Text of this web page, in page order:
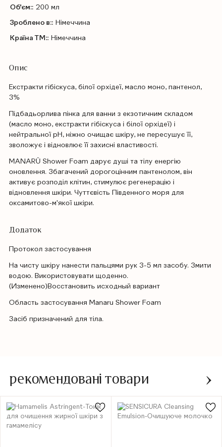
Об'єм:: 200 мл
Зроблено в:: Німеччина
Країна ТМ:: Німеччина
Опис
Екстракти гібіскуса, білої орхідеї, масло моно, пантенол,
3%
Підбадьорлива пінка для ванни з екзотичним складом
(масло моно, екстракти гібіскуса і білої орхідеї) і
нейтральної рН, ніжно очищає шкіру, не пересушує її,
зволожує і відновлює її захисні властивості.
MANARŪ Shower Foam дарує душі та тілу енергію
оновлення. Збагачений дорогоцінним пантенолом, він
активує розподіл клітин, стимулює регенерацію і
відновлення шкіри. Чуттєвість Південного моря для
оксамитово-м'якої шкіри.
Додаток
Протокол застосування
На чисту шкіру нанести пальцями рук 3-5 мл засобу. Змити
водою. Використовувати щоденно.
(Изменено)Восстановить исходный вариант
Область застосування Manaru Shower Foam
Засіб призначений для тіла.
рекомендовані товари